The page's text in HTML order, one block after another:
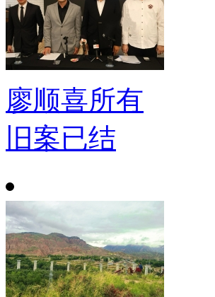
廖顺喜所有
旧案已结